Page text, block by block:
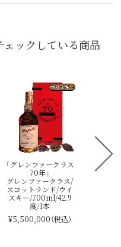
ックしている商品
「グレンファークラス
70年」
グレンファークラス/
スコットランド/ウイ
スキー/700ml/42.9
度/1本
¥5,500,000（税込）